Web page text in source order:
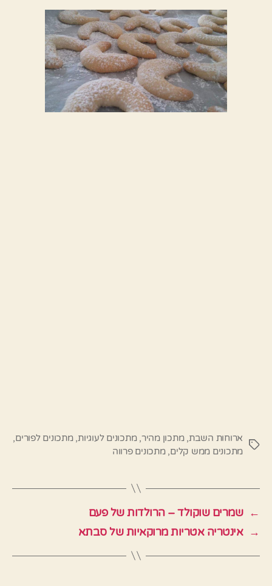
תגיות
ארוחות השבת,מתכון מהיר,מתכונים לעוגיות,מתכונים לפורים,
מתכונים ממש קלים,מתכונים פרווה
← שמרים שוקולד – הרולדות של פעם
→ אינטריה אטריות מרוקאיות של סבתא